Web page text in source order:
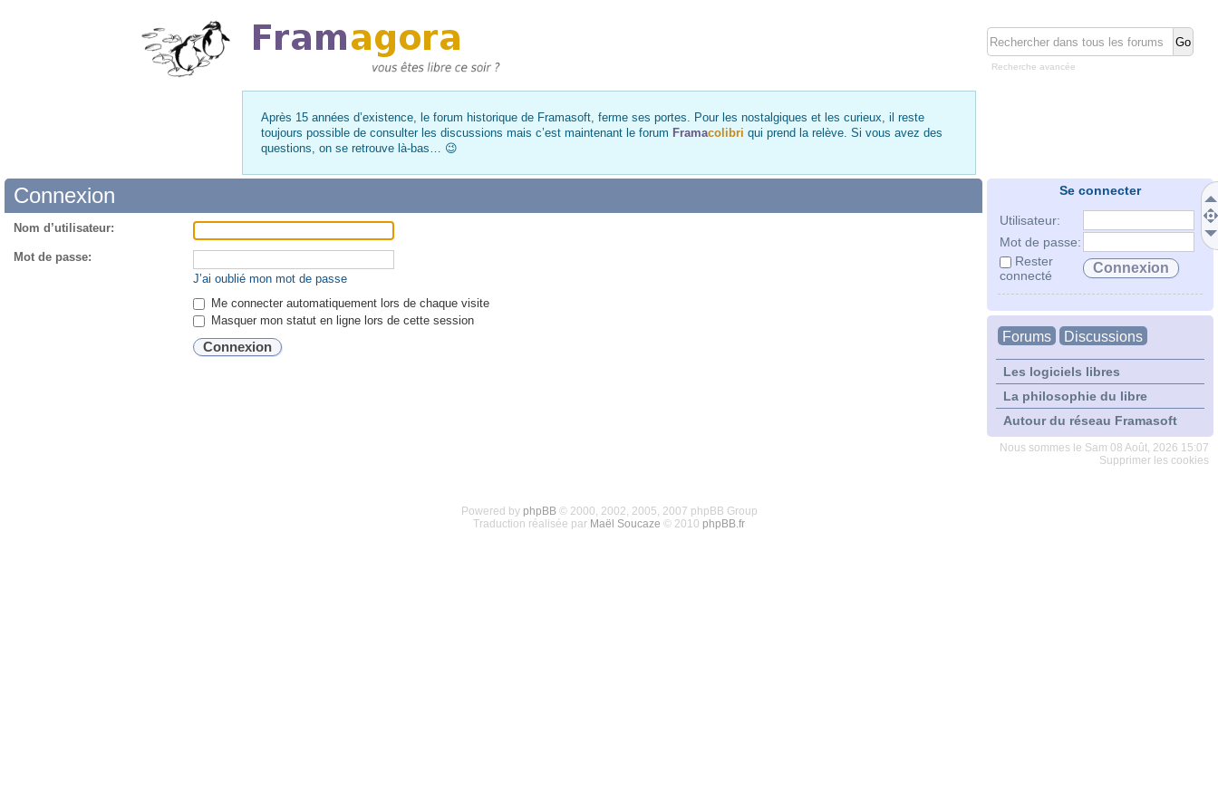
Recherche avancée
Après 15 années d’existence, le forum historique de Framasoft, ferme ses portes. Pour les nostalgiques et les curieux, il reste
toujours possible de consulter les discussions mais c’est maintenant le forum Framacolibri qui prend la relève. Si vous avez des
questions, on se retrouve là-bas… 😉
Se connecter
Utilisateur:
Mot de passe:
Rester
connecté
Forums Discussions
Les logiciels libres
La philosophie du libre
Autour du réseau Framasoft
Nous sommes le Sam 08 Août, 2026 15:07
Supprimer les cookies
Connexion
Nom d’utilisateur:
Mot de passe:
J’ai oublié mon mot de passe
Me connecter automatiquement lors de chaque visite
Masquer mon statut en ligne lors de cette session
Powered by phpBB© 2000, 2002, 2005, 2007 phpBB Group
Traduction réalisée par Maël Soucaze © 2010 phpBB.fr